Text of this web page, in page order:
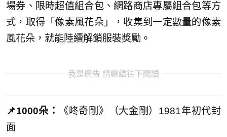
場券、限時超值組合包、網路商店專屬組合包等方
式，取得「像素風花朵」，收集到一定數量的像素
風花朵，就能陸續解鎖服裝獎勵。
我是廣告 請繼續往下閱讀
📌1000朵：
《咚奇剛》（大金剛）1981年初代封
面